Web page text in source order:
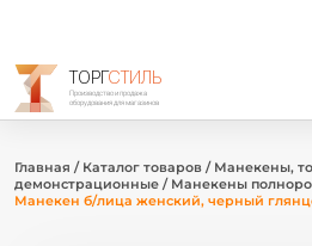
ТОРГСТИЛЬ
Производство и продажа
оборудования для магазинов
Главная / Каталог товаров / Манекены,
демонстрационные / Манекены
Манекен б/лица женский, черный